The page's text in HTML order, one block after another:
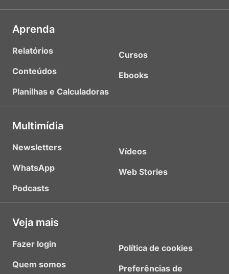
Aprenda
Relatórios
Conteúdos
Planilhas e Calculadoras
Cursos
Ebooks
Multimídia
Newsletters
WhatsApp
Podcasts
Vídeos
Web Stories
Veja mais
Fazer login
Quem somos
Política de cookies
Preferências de